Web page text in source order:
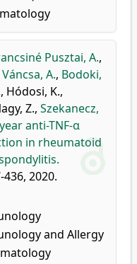
Pusztai, A.,
Váncsa, A., Bodoki,
, Hódosi, K.,
Z., Szekanecz,
anti-TNF-α
in rheumatoid
436, 2020.
and Allergy